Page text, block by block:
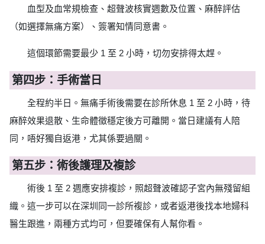
血型及血常規檢查、超聲波核實週數及位置、麻醉評估
（如選擇無痛方案）、簽署知情同意書。
這個環節需要最少 1 至 2 小時，切勿安排得太趕。
第四步：手術當日
全程約半日。無痛手術後需要在診所休息 1 至 2 小時，待
麻醉效果退散、生命體徵穩定後方可離開。當日建議有人陪
同，唔好獨自返港，尤其係要過關。
第五步：術後護理及複診
術後 1 至 2 週應安排複診，照超聲波確認子宮內無殘留組
織。這一步可以在深圳同一診所複診，或者返港後找本地婦科
醫生跟進，兩種方式均可，但要確保有人幫你看。